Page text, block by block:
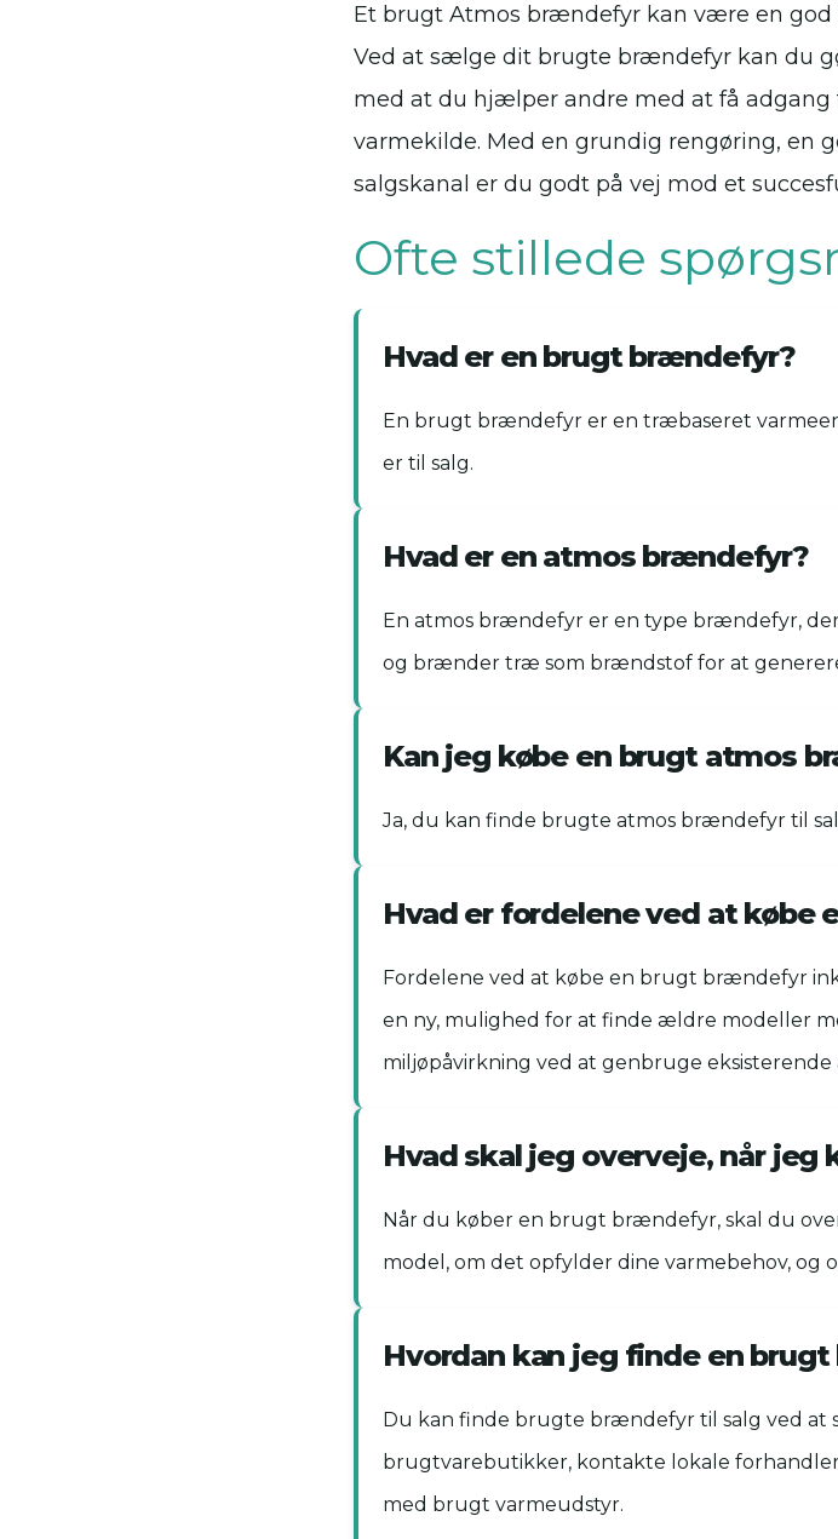
Et brugt Atmos brændefyr kan være en
Ved at sælge dit brugte brændefyr kan du
med at du hjælper andre med at få
varmekilde. Med en grundig rengøring, en
salgskanal er du godt på vej mod et
Ofte stillede
Hvad er en brugt brændefyr?
En brugt brændefyr er en træbaseret
er til salg.
Hvad er en atmos brændefyr?
En atmos brændefyr er en type brændefyr,
og brænder træ som brændstof for at
Kan jeg købe en brugt atmos
Ja, du kan finde brugte atmos brændefyr til
Hvad er fordelene ved at købe
Fordelene ved at købe en brugt brændefyr
en ny, mulighed for at finde ældre modeller
miljøpåvirkning ved at genbruge eksisterende
Hvad skal jeg overveje, når
Når du køber en brugt brændefyr, skal du
model, om det opfylder dine varmebehov, og
Hvordan kan jeg finde en
Du kan finde brugte brændefyr til salg ved at
brugtvarebutikker, kontakte lokale
med brugt varmeudstyr.